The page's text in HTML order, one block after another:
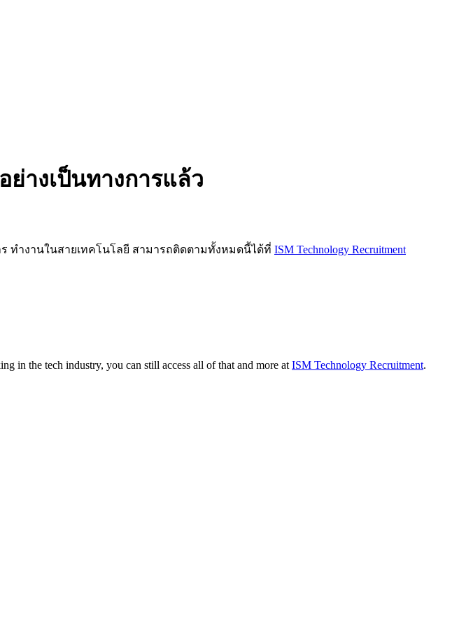
ย่างเป็นทางการแล้ว
ทำงานในสายเทคโนโลยี สามารถติดตามทั้งหมดนี้ได้ที่ ISM Technology Recruitment
in the tech industry, you can still access all of that and more at ISM Technology Recruitment.